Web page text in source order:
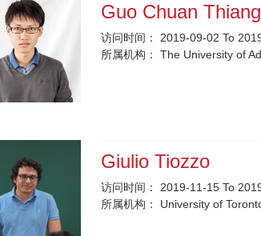
Guo Chuan Thiang
访问时间：
2019-09-02 To
所属机构：
The University of
Giulio Tiozzo
访问时间：
2019-11-15 To
所属机构：
University of